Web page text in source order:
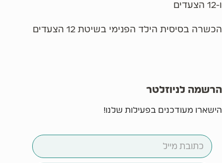
ו-12 הצעדים
הכשרה בסיסית הילד הפנימי בשיטת 12 הצעדים
הרשמה לניוזלטר
הישארו מעודכנים בפעילות שלנו!